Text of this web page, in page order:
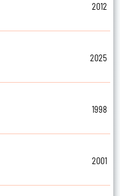
2012
2025
1998
2001